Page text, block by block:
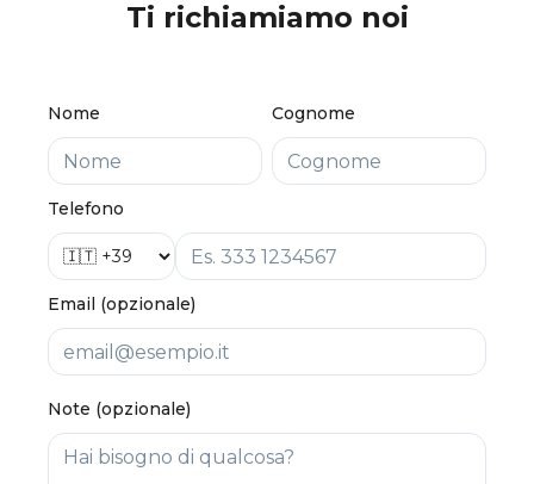
Ti richiamiamo noi
Nome Cognome
Telefono
Email (opzionale)
Note (opzionale)